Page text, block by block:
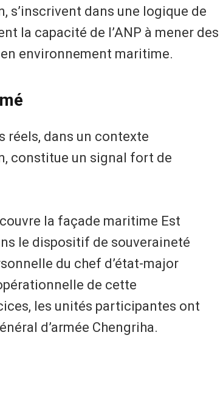
s’inscrivent dans une logique de
la capacité de l’ANP à mener des
environnement maritime.
réels, dans un contexte
constitue un signal fort de
la façade maritime Est
le dispositif de souveraineté
du chef d’état-major
de cette
les unités participantes ont
d’armée Chengriha.